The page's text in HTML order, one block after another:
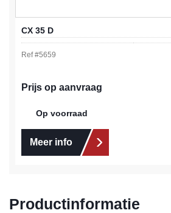
CX 35 D
Ref #5659
Prijs op aanvraag
Op voorraad
Meer info
Productinformatie